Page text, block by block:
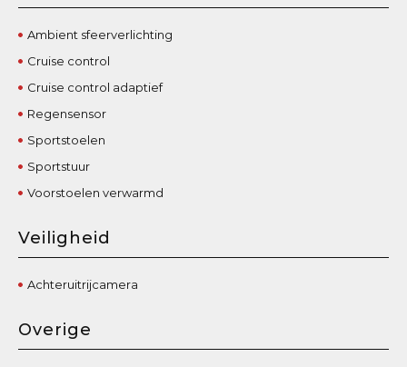
Ambient sfeerverlichting
Cruise control
Cruise control adaptief
Regensensor
Sportstoelen
Sportstuur
Voorstoelen verwarmd
Veiligheid
Achteruitrijcamera
Overige